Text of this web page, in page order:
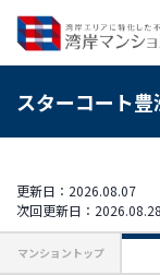
スターコート豊
更新日：2026.08.07
次回更新日：2026.08.28
マンショントップ